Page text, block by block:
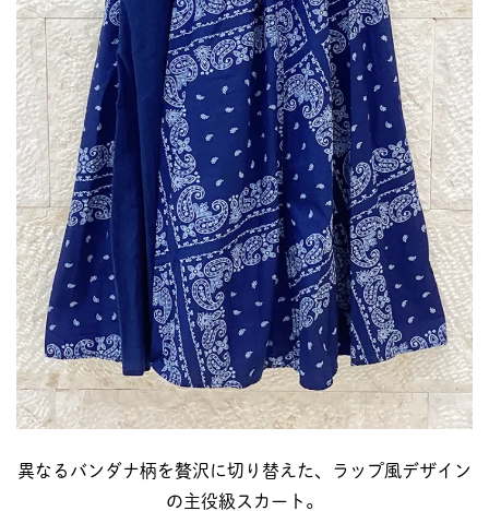
異なるバンダナ柄を贅沢に切り替えた、ラップ風デザイン
の主役級スカート。